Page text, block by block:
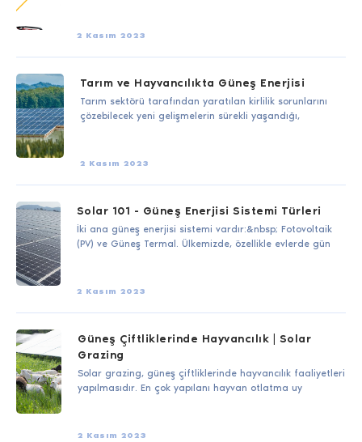
2 Kasım 2023
Tarım ve Hayvancılıkta Güneş Enerjisi
Tarım sektörü tarafından yaratılan kirlilik sorunlarını
çözebilecek yeni gelişmelerin sürekli yaşandığı,
2 Kasım 2023
Solar 101 - Güneş Enerjisi Sistemi Türleri
İki ana güneş enerjisi sistemi vardır:&nbsp; Fotovoltaik
(PV) ve Güneş Termal. Ülkemizde, özellikle evlerde gün
2 Kasım 2023
Güneş Çiftliklerinde Hayvancılık | Solar
Grazing
Solar grazing, güneş çiftliklerinde hayvancılık faaliyetleri
yapılmasıdır. En çok yapılanı hayvan otlatma uy
2 Kasım 2023